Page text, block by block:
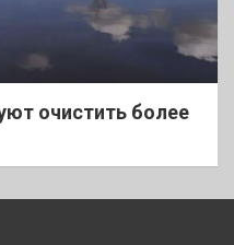
очистить более